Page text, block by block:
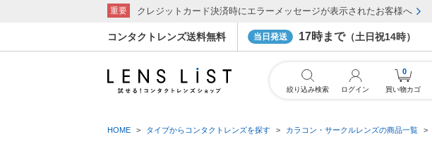
コンタクトレンズ送料無料 当日発送 17時まで（土日祝14時）
重要 クレジットカード決済時にエラーメッセージが表示されたお客様へ
HOME タイプからコンタクトレンズを探す カラコン・サークルレンズの商品一覧
絞り込み検索 ログイン
0
買い物カゴ